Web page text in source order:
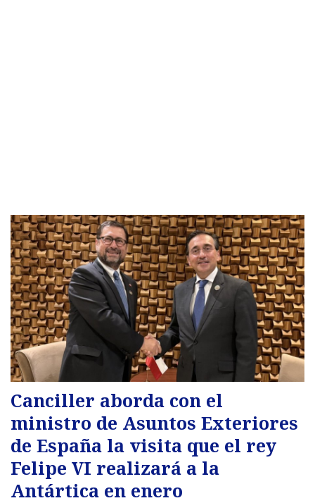
Canciller aborda con el
ministro de Asuntos Exteriores
de España la visita que el rey
Felipe VI realizará a la
Antártica en enero